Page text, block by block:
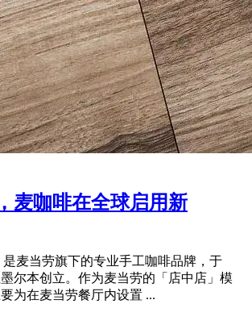
麦咖啡在全球启用新
是麦当劳旗下的专业手工咖啡品牌，于
尔本创立。作为麦当劳的「店中店」模
为在麦当劳餐厅内设置 ...